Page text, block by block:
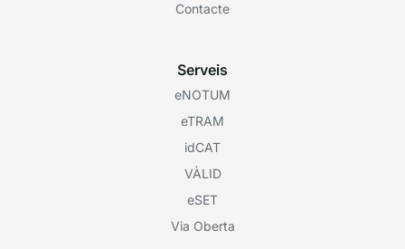
Contacte
Serveis
eNOTUM
eTRAM
idCAT
VÀLID
eSET
Via Oberta